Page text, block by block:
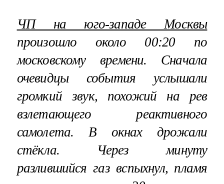
ЧП на юго-западе Москвы
произошло около 00:20 по
московскому времени. Сначала
очевидцы события услышали
громкий звук, похожий на рев
взлетающего реактивного
самолета. В окнах дрожали
стёкла. Через минуту
разлившийся газ вспыхнул, пламя